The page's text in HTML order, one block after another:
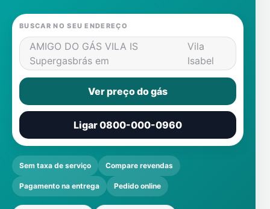
BUSCAR NO SEU ENDEREÇO
AMIGO DO GÁS VILA IS
Supergasbrás em
Vila
Isabel
Ver preço do gás
Ligar 0800-000-0960
Sem taxa de serviço Compare revendas
Pagamento na entrega Pedido online